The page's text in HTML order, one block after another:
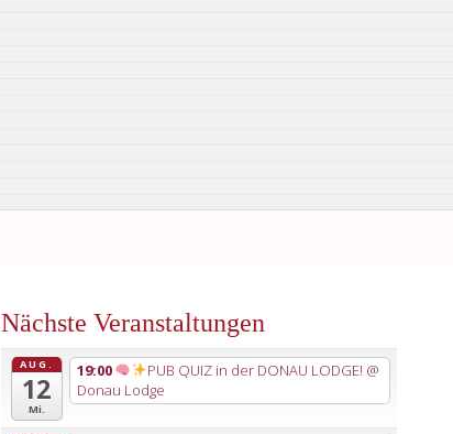
Nächste Veranstaltungen
AUG.
12
Mi.
19:00 PUB QUIZ in der DONAU LODGE! @
Donau Lodge